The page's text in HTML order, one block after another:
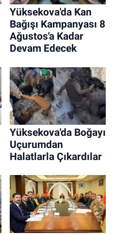
Yüksekova'da Kan
Bağışı Kampanyası 8
Ağustos'a Kadar
Devam Edecek
Yüksekova'da Boğayı
Uçurumdan
Halatlarla Çıkardılar